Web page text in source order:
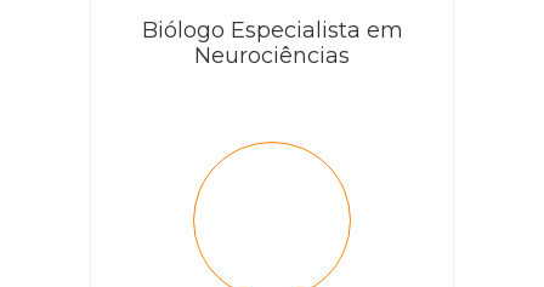
Biólogo Especialista em
Neurociências